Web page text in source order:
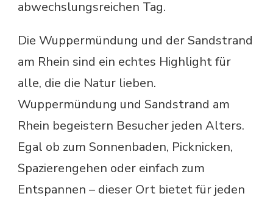
abwechslungsreichen Tag.
Die Wuppermündung und der Sandstrand
am Rhein sind ein echtes Highlight für
alle, die die Natur lieben.
Wuppermündung und Sandstrand am
Rhein begeistern Besucher jeden Alters.
Egal ob zum Sonnenbaden, Picknicken,
Spazierengehen oder einfach zum
Entspannen – dieser Ort bietet für jeden